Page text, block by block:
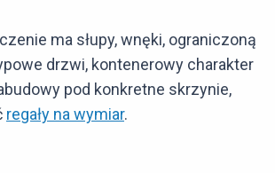
ma słupy, wnęki, ograniczoną
drzwi, kontenerowy charakter
pod konkretne skrzynie,
regały na wymiar.